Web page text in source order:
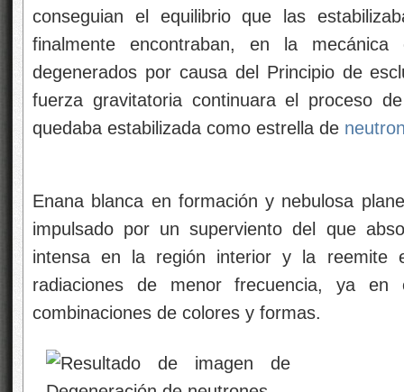
conseguian el equilibrio que las
finalmente encontraban, en la
degenerados por causa del Principio de
fuerza gravitatoria continuara el proceso
quedaba estabilizada como estrella de
Enana blanca en formación y nebulosa
impulsado por un superviento del que
intensa en la región interior y la reemite
radiaciones de menor frecuencia, ya en
combinaciones de colores y formas.